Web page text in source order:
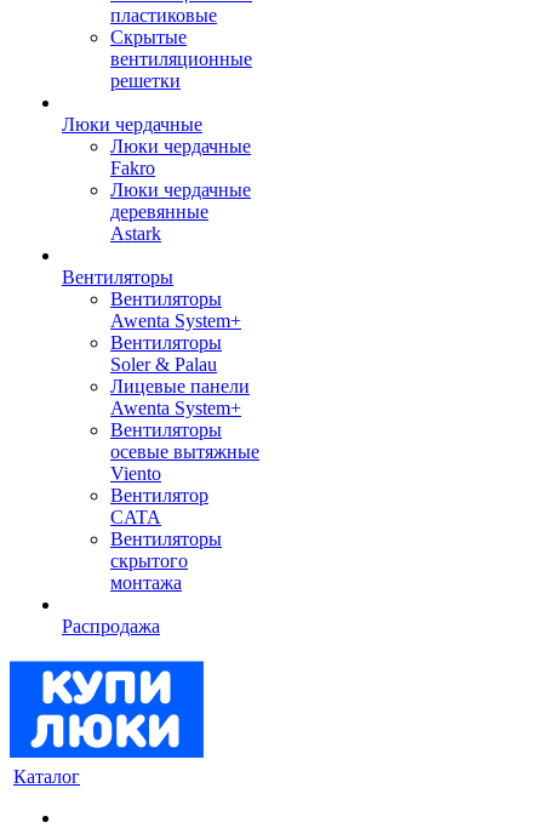
пластиковые
Скрытые
вентиляционные
решетки
Люки чердачные
Люки чердачные
Fakro
Люки чердачные
деревянные
Astark
Вентиляторы
Вентиляторы
Awenta System+
Вентиляторы
Soler & Palau
Лицевые панели
Awenta System+
Вентиляторы
осевые вытяжные
Viento
Вентилятор
CATA
Вентиляторы
скрытого
монтажа
Распродажа
Каталог